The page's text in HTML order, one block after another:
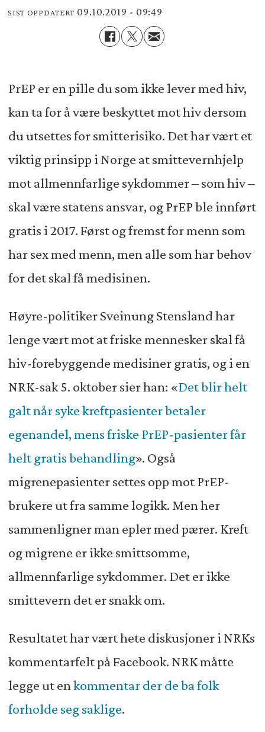
SIST OPPDATERT 09.10.2019 - 09:49
PrEP er en pille du som ikke lever med hiv,
kan ta for å være beskyttet mot hiv dersom
du utsettes for smitterisiko. Det har vært et
viktig prinsipp i Norge at smittevernhjelp
mot allmennfarlige sykdommer – som hiv –
skal være statens ansvar, og PrEP ble innført
gratis i 2017. Først og fremst for menn som
har sex med menn, men alle som har behov
for det skal få medisinen.
Høyre-politiker Sveinung Stensland har
lenge vært mot at friske mennesker skal få
hiv-forebyggende medisiner gratis, og i en
NRK-sak 5. oktober sier han: «Det blir helt
galt når syke kreftpasienter betaler
egenandel, mens friske PrEP-pasienter får
helt gratis behandling». Også
migrenepasienter settes opp mot PrEP-
brukere ut fra samme logikk. Men her
sammenligner man epler med pærer. Kreft
og migrene er ikke smittsomme,
allmennfarlige sykdommer. Det er ikke
smittevern det er snakk om.
Resultatet har vært hete diskusjoner i NRKs
kommentarfelt på Facebook. NRK måtte
legge ut enkommentar der de ba folk
forholde seg saklige.